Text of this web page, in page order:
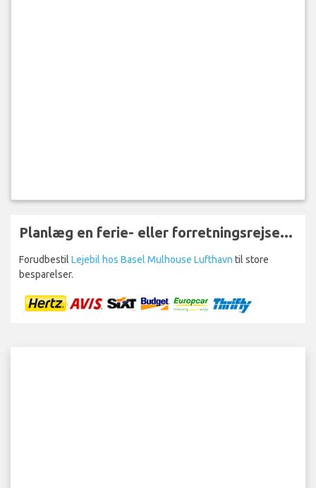
Planlæg en ferie- eller forretningsrejse...
Forudbestil Lejebil hos Basel Mulhouse Lufthavn til store
besparelser.